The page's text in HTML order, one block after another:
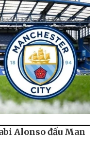
Alonso đấu Man